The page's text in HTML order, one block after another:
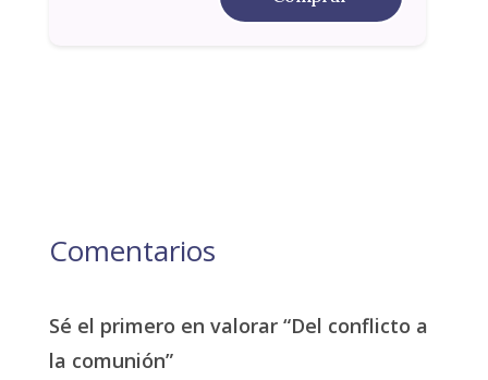
Comentarios
Sé el primero en valorar “Del conflicto a
la comunión”